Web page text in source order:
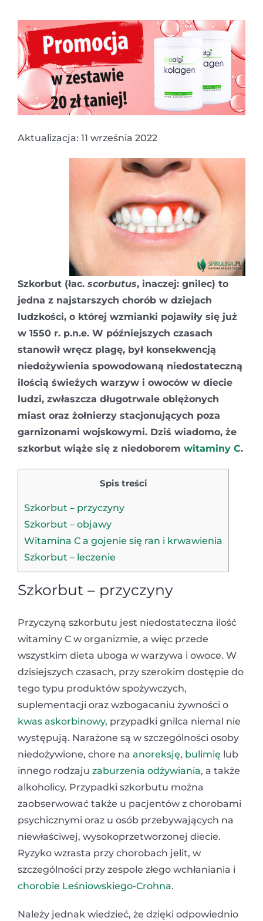
Aktualizacja: 11 września 2022
Szkorbut (łac. scorbutus, inaczej: gnilec) to
jedna z najstarszych chorób w dziejach
ludzkości, o której wzmianki pojawiły się już
w 1550 r. p.n.e. W późniejszych czasach
stanowił wręcz plagę, był konsekwencją
niedożywienia spowodowaną niedostateczną
ilością świeżych warzyw i owoców w diecie
ludzi, zwłaszcza długotrwale oblężonych
miast oraz żołnierzy stacjonujących poza
garnizonami wojskowymi. Dziś wiadomo, że
szkorbut wiąże się z niedoborem witaminy C.
Spis treści
Szkorbut – przyczyny
Szkorbut – objawy
Witamina C a gojenie się ran i krwawienia
Szkorbut – leczenie
Szkorbut – przyczyny
Przyczyną szkorbutu jest niedostateczna ilość
witaminy C w organizmie, a więc przede
wszystkim dieta uboga w warzywa i owoce. W
dzisiejszych czasach, przy szerokim dostępie do
tego typu produktów spożywczych,
suplementacji oraz wzbogacaniu żywności o
kwas askorbinowy, przypadki gnilca niemal nie
występują. Narażone są w szczególności osoby
niedożywione, chore na anoreksję, bulimię lub
innego rodzaju zaburzenia odżywiania, a także
alkoholicy. Przypadki szkorbutu można
zaobserwować także u pacjentów z chorobami
psychicznymi oraz u osób przebywających na
niewłaściwej, wysokoprzetworzonej diecie.
Ryzyko wzrasta przy chorobach jelit, w
szczególności przy zespole złego wchłaniania i
chorobie Leśniowskiego-Crohna.
Należy jednak wiedzieć, że dzięki odpowiednio